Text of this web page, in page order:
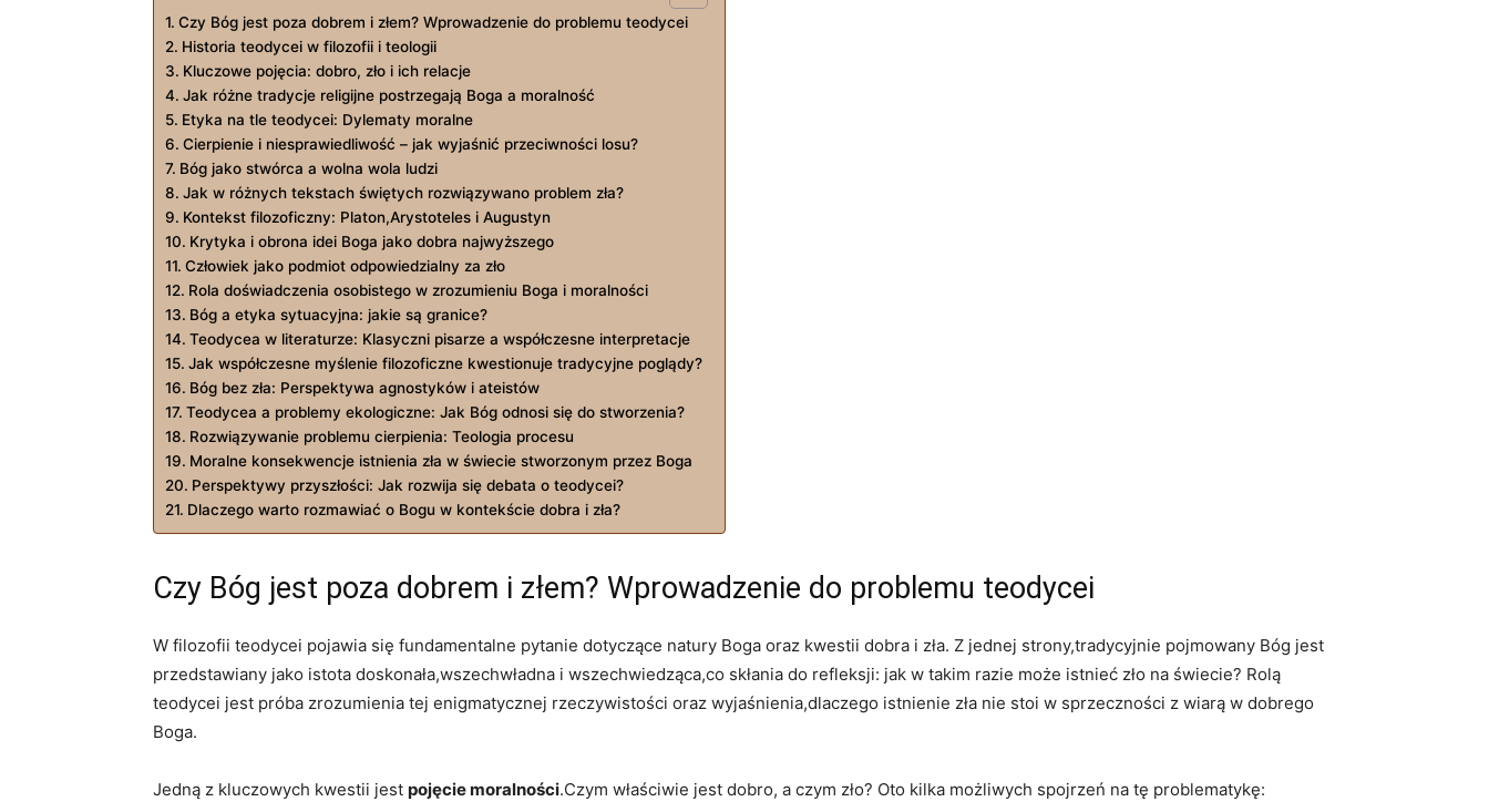
Czy⁢ Bóg jest poza ⁤dobrem i złem? ​Wprowadzenie do problemu ⁢teodycei
Historia teodycei w ⁣filozofii i teologii
Kluczowe pojęcia: dobro, zło i ich relacje
Jak⁤ różne tradycje religijne⁤ postrzegają Boga a moralność
Etyka na tle ⁤teodycei:​ Dylematy moralne
Cierpienie ​i ‍niesprawiedliwość – jak‍ wyjaśnić przeciwności losu?
Bóg jako stwórca a wolna wola ludzi
Jak⁤ w różnych tekstach świętych rozwiązywano‍ problem zła?
Kontekst​ filozoficzny: Platon,Arystoteles i ‌Augustyn
Krytyka i obrona idei Boga‌ jako ‌dobra ‍najwyższego
Człowiek jako podmiot odpowiedzialny za ‌zło
Rola doświadczenia osobistego w zrozumieniu ⁤Boga i moralności
Bóg​ a etyka sytuacyjna: jakie są‌ granice?
Teodycea w literaturze: ​Klasyczni pisarze‌ a ‍współczesne interpretacje
Jak⁤ współczesne myślenie filozoficzne kwestionuje tradycyjne poglądy?
Bóg bez⁤ zła: Perspektywa ⁢agnostyków ⁣i ateistów
Teodycea a problemy ekologiczne:‍ Jak Bóg⁤ odnosi⁤ się ⁢do stworzenia?
Rozwiązywanie problemu cierpienia: ​Teologia procesu
Moralne konsekwencje istnienia⁤ zła w świecie stworzonym⁣ przez Boga
Perspektywy przyszłości: Jak rozwija się debata o teodycei?
Dlaczego warto‌ rozmawiać o Bogu w kontekście dobra i zła?
Czy⁢ Bóg jest poza ⁤dobrem i złem? ​Wprowadzenie do problemu ⁢teodycei
W filozofii teodycei pojawia się fundamentalne pytanie dotyczące​ natury‍ Boga oraz kwestii dobra⁣ i zła. Z jednej strony,tradycyjnie pojmowany Bóg jest
‌przedstawiany jako istota doskonała,wszechwładna ‍i wszechwiedząca,co ​skłania⁢ do refleksji: jak w takim razie może istnieć ‍zło‍ na świecie?⁤ Rolą
teodycei jest próba ‍zrozumienia‍ tej enigmatycznej ⁢rzeczywistości oraz‍ wyjaśnienia,dlaczego istnienie zła nie ‍stoi‍ w sprzeczności z wiarą ⁣w ‍dobrego
‍Boga.
Jedną z kluczowych kwestii ‌jest pojęcie moralności.Czym właściwie jest dobro, a ​czym zło?⁤ Oto⁢ kilka możliwych spojrzeń na tę problematykę: